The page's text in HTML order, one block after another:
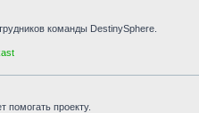
команды DestinySphere.
помогать проекту.